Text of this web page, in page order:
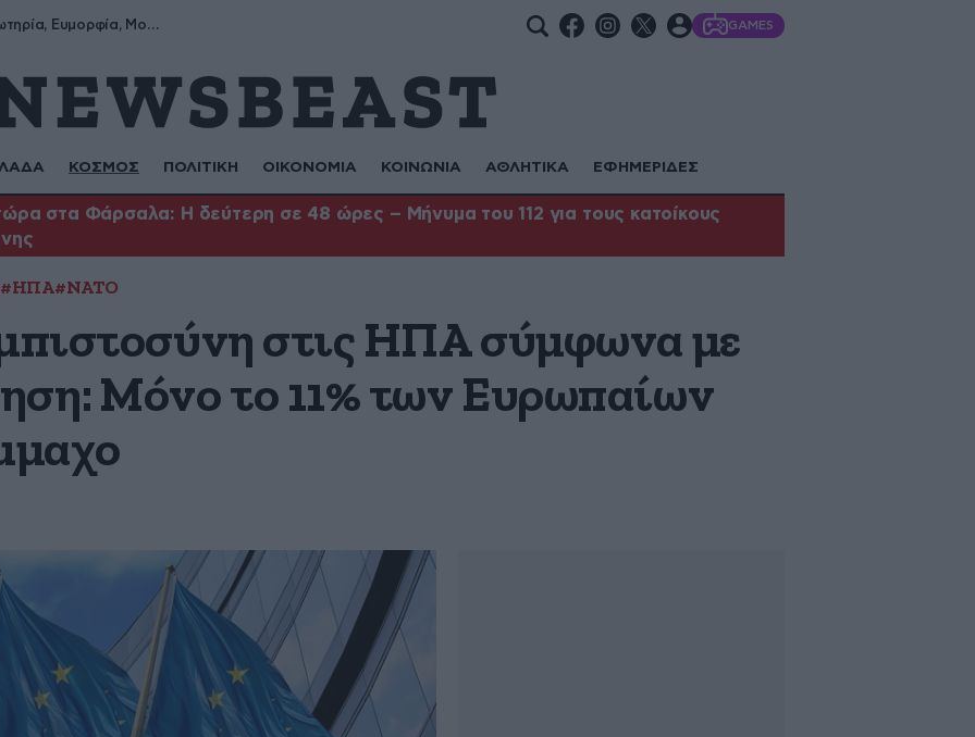
Σωτήρης, Σωτηρία, Ευμορφία, Μορφούλα GAMES
ΚΟΣΜΟΣ ΠΟΛΙΤΙΚΗ ΟΙΚΟΝΟΜΙΑ ΚΟΙΝΩΝΙΑ ΑΘΛΗΤΙΚΑ ΕΦΗΜΕΡΙΔΕΣ
στα Φάρσαλα: Η δεύτερη σε 48 ώρες – Μήνυμα του 112 για τους κατοίκους
#ΗΠΑ#ΝΑΤΟ
στις ΗΠΑ σύμφωνα με
Μόνο το 11% των Ευρωπαίων